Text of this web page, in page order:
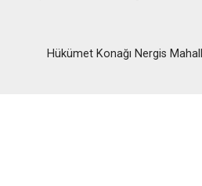
Hükümet Konağı Nergis